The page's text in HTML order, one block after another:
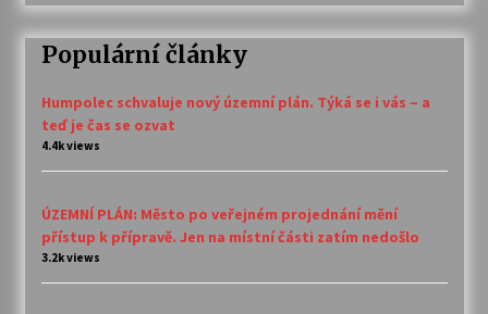
Populární články
Humpolec schvaluje nový územní plán. Týká se i vás – a
teď je čas se ozvat
4.4k views
ÚZEMNÍ PLÁN: Město po veřejném projednání mění
přístup k přípravě. Jen na místní části zatím nedošlo
3.2k views